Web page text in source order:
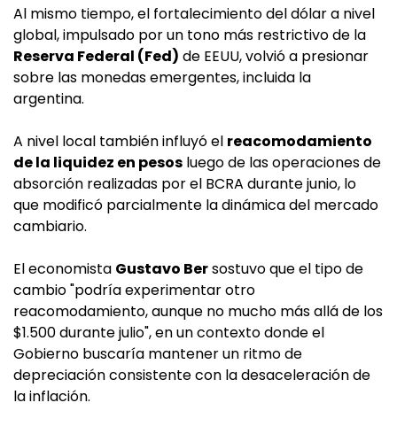
Al mismo tiempo, el fortalecimiento del dólar a nivel
global, impulsado por un tono más restrictivo de la
Reserva Federal (Fed) de EEUU, volvió a presionar
sobre las monedas emergentes, incluida la
argentina.
A nivel local también influyó el reacomodamiento
de la liquidez en pesos luego de las operaciones de
absorción realizadas por el BCRA durante junio, lo
que modificó parcialmente la dinámica del mercado
cambiario.
El economista Gustavo Bersostuvo que el tipo de
cambio "podría experimentar otro
reacomodamiento, aunque no mucho más allá de los
$1.500 durante julio", en un contexto donde el
Gobierno buscaría mantener un ritmo de
depreciación consistente con la desaceleración de
la inflación.